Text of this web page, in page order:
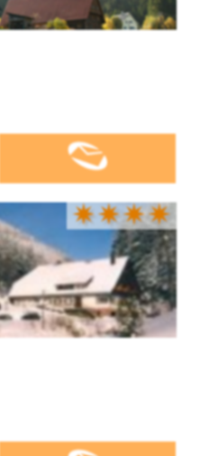
✷✷✷✷